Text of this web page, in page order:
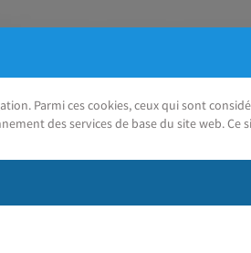
Parmi ces cookies, ceux qui sont
des services de base du site web. Ce